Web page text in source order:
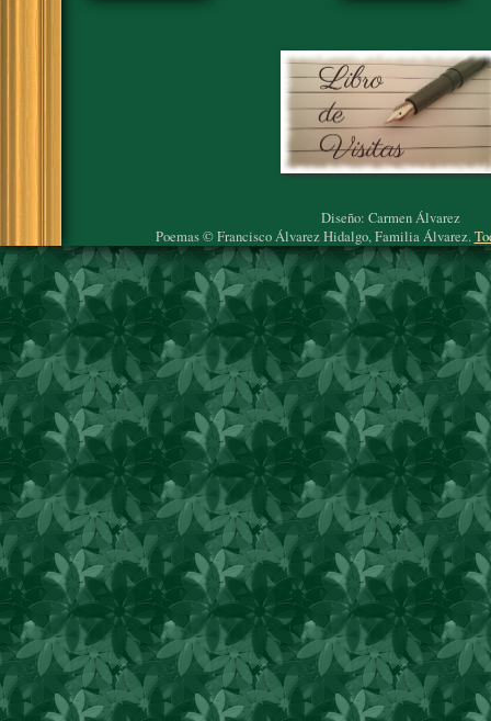
Diseño: Carmen Álvarez
Poemas © Francisco Álvarez Hidalgo, Familia Álvarez.